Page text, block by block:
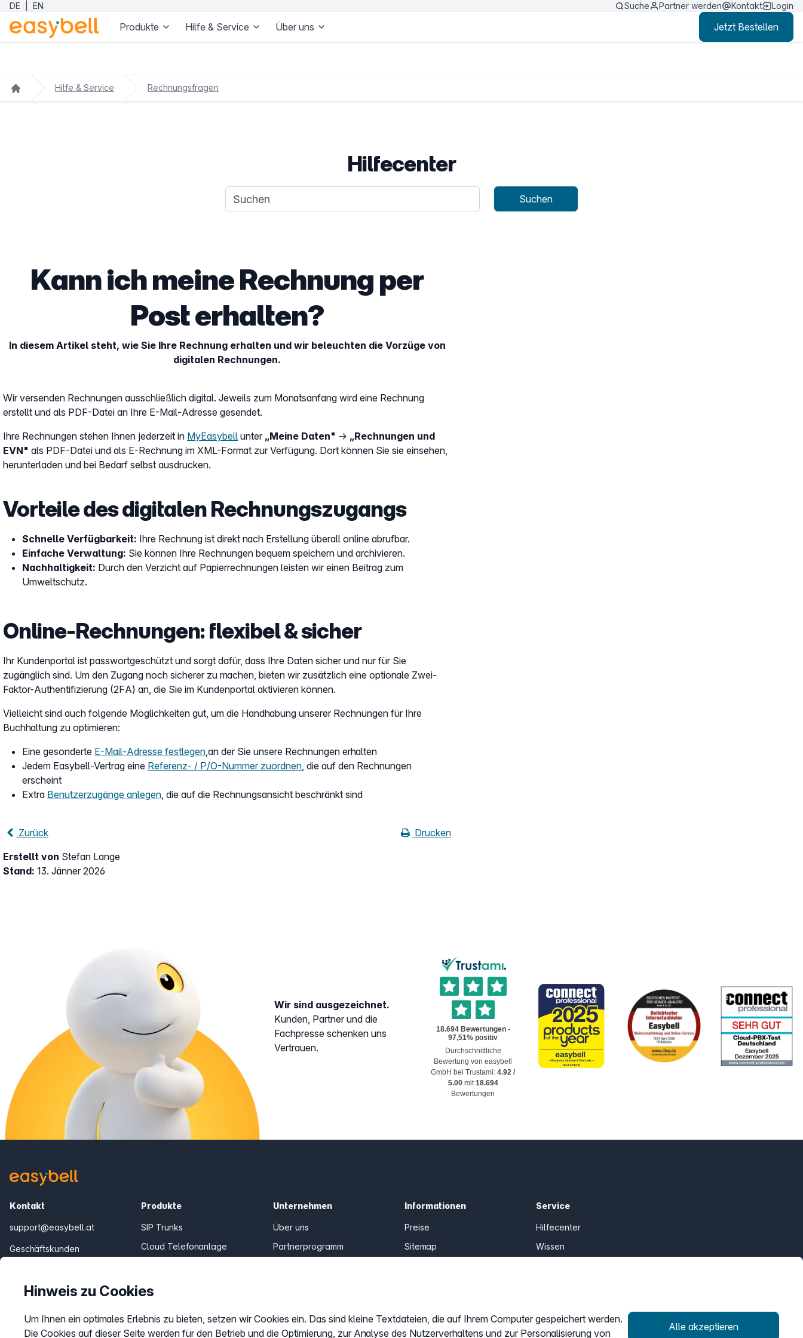
Zum Hauptinhalt springen
DE EN Suche Partner werden Kontakt Login
Produkte Hilfe & Service Über uns Jetzt Bestellen
Hilfe & Service Rechnungsfragen
Hilfecenter
Suchanfrage Suchen
Kann ich meine Rechnung per
Post erhalten?
In diesem Artikel steht, wie Sie Ihre Rechnung erhalten und wir beleuchten die Vorzüge von
digitalen Rechnungen.
Wir versenden Rechnungen ausschließlich digital. Jeweils zum Monatsanfang wird eine Rechnung
erstellt und als PDF-Datei an Ihre E-Mail-Adresse gesendet.
Ihre Rechnungen stehen Ihnen jederzeit in MyEasybell unter „Meine Daten" → „Rechnungen und
EVN" als PDF-Datei und als E-Rechnung im XML-Format zur Verfügung. Dort können Sie sie einsehen,
herunterladen und bei Bedarf selbst ausdrucken.
Vorteile des digitalen Rechnungszugangs
Schnelle Verfügbarkeit: Ihre Rechnung ist direkt nach Erstellung überall online abrufbar.
Einfache Verwaltung: Sie können Ihre Rechnungen bequem speichern und archivieren.
Nachhaltigkeit: Durch den Verzicht auf Papierrechnungen leisten wir einen Beitrag zum
Umweltschutz.
Online-Rechnungen: flexibel & sicher
Ihr Kundenportal ist passwortgeschützt und sorgt dafür, dass Ihre Daten sicher und nur für Sie
zugänglich sind. Um den Zugang noch sicherer zu machen, bieten wir zusätzlich eine optionale Zwei-
Faktor-Authentifizierung (2FA) an, die Sie im Kundenportal aktivieren können.
Vielleicht sind auch folgende Möglichkeiten gut, um die Handhabung unserer Rechnungen für Ihre
Buchhaltung zu optimieren:
Eine gesonderte E-Mail-Adresse festlegen,an der Sie unsere Rechnungen erhalten
Jedem Easybell-Vertrag eine Referenz- / P/O-Nummer zuordnen, die auf den Rechnungen
erscheint
Extra Benutzerzugänge anlegen, die auf die Rechnungsansicht beschränkt sind
Zurück
Drucken
Erstellt von Stefan Lange
Stand: 13. Jänner 2026
Wir sind ausgezeichnet.
Kunden, Partner und die
Fachpresse schenken uns
Vertrauen.
Durchschnittliche
Bewertung von easybell
GmbHbei Trustami:4.92 /
5.00mit 18.694
Bewertungen
Kontakt
support@easybell.at
Geschäftskunden
Mo.–Fr. 8–20 Uhr
Produkte
SIP Trunks
Cloud Telefonanlage
Unternehmen
Über uns
Partnerprogramm
Informationen
Preise
Sitemap
Cookies anpassen
Service
Hilfecenter
Wissen
Hinweis zu Cookies
Um Ihnen ein optimales Erlebnis zu bieten, setzen wir Cookies ein. Das sind kleine Textdateien, die auf Ihrem Computer gespeichert werden.
Die Cookies auf dieser Seite werden für den Betrieb und die Optimierung, zur Analyse des Nutzerverhaltens und zur Personalisierung von
Alle akzeptieren